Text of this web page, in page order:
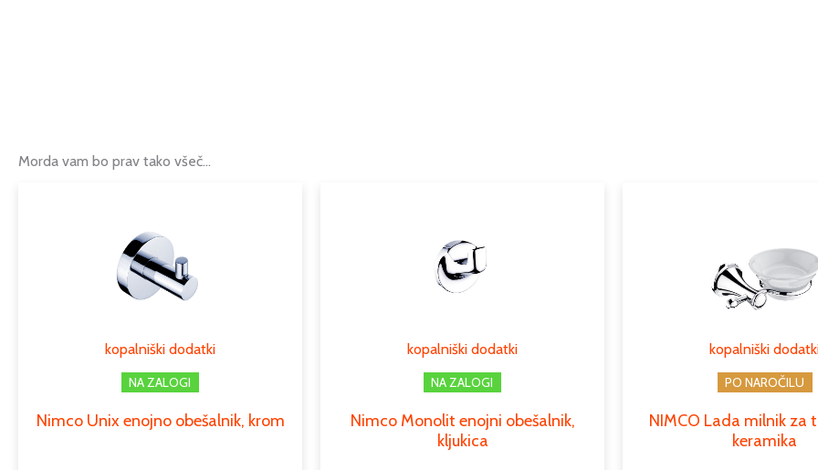
Morda vam bo prav tako všeč…
kopalniški dodatki
NA ZALOGI
Nimco Unix enojno obešalnik, krom
kopalniški dodatki
NA ZALOGI
Nimco Monolit enojni obešalnik,
kljukica
kopalniški
PO NAROČILU
NIMCO Lada milnik za
keramika